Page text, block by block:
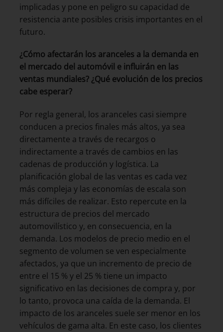
implicadas y pone en peligro su capacidad de
resistencia ante posibles crisis importantes en el
futuro.
¿Cómo afectarán los aranceles a la demanda en
el mercado del automóvil e influirán en las
ventas mundiales? ¿Qué evolución de los precios
cabe esperar?
Por regla general, los aranceles casi siempre
conducen a precios finales más altos, ya sea
directamente a través de recargos o
indirectamente a través de cambios en las
cadenas de producción y logística. La
planificación global de las ventas es cada vez
más compleja y las economías de escala son
más difíciles de realizar. Esto repercute en la
estructura de precios del mercado
automovilístico y, en consecuencia, en la
demanda. Los modelos de precio medio en el
segmento de volumen se ven especialmente
afectados, ya que un incremento de precio de
entre el 15 % y el 25 % tiene un impacto
significativo en las decisiones de compra y, por
lo tanto, provoca una caída de la demanda. El
impacto de los aranceles suele ser menor en los
vehículos de gama alta. En este caso, los clientes